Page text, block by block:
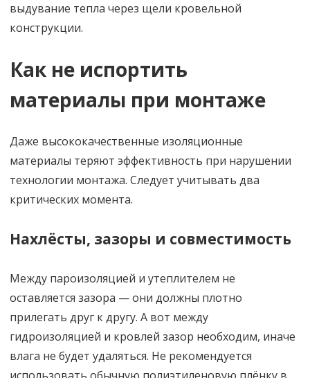
выдувание тепла через щели кровельной
конструкции.
Как не испортить
материалы при монтаже
Даже высококачественные изоляционные
материалы теряют эффективность при нарушении
технологии монтажа. Следует учитывать два
критических момента.
Нахлёсты, зазоры и совместимость
Между пароизоляцией и утеплителем не
оставляется зазора — они должны плотно
прилегать друг к другу. А вот между
гидроизоляцией и кровлей зазор необходим, иначе
влага не будет удаляться. Не рекомендуется